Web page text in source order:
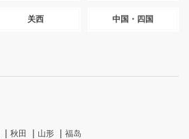
关西 中国・四国
秋田 山形
福岛